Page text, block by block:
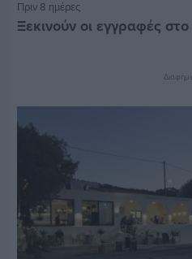
Πριν 8 ημέρες
Ξεκινούν οι εγγραφές